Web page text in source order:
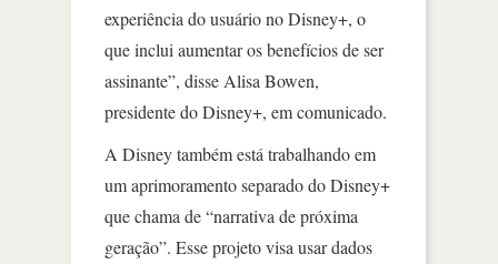
experiência do usuário no Disney+, o
que inclui aumentar os benefícios de ser
assinante”, disse Alisa Bowen,
presidente do Disney+, em comunicado.
A Disney também está trabalhando em
um aprimoramento separado do Disney+
que chama de “narrativa de próxima
geração”. Esse projeto visa usar dados